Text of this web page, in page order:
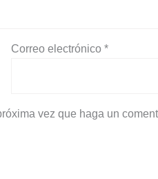
Correo electrónico*
vez que haga un